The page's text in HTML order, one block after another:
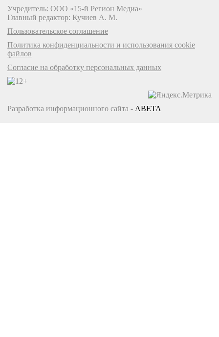
Учредитель: ООО «15-й Регион Медиа»
Главный редактор: Кучиев А. М.
Пользовательское соглашение
Политика конфиденциальности и использования cookie
файлов
Согласие на обработку персональных данных
Разработка информационного сайта - ABETA